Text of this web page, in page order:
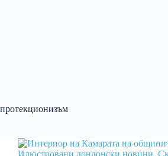
протекционизъм